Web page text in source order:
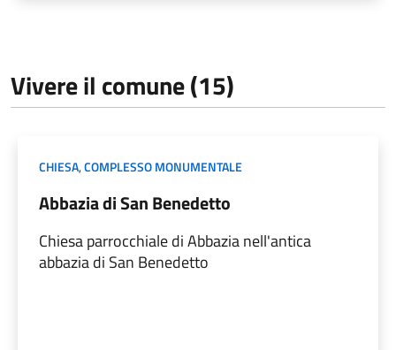
Vivere il comune (15)
CHIESA,COMPLESSO MONUMENTALE
Abbazia di San Benedetto
Chiesa parrocchiale di Abbazia nell'antica
abbazia di San Benedetto